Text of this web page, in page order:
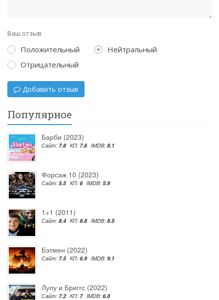
Ваш отзыв
Положительный
Нейтральный
Отрицательный
Добавить отзыв
Популярное
Барби (2023)
Сайт: 7.8 КП: 7.6 IMDB: 8.1
Форсаж 10 (2023)
Сайт: 5.5 КП: 6 IMDB: 5.9
1+1 (2011)
Сайт: 8.4 КП: 8.8 IMDB: 8.5
Бэтмен (2022)
Сайт: 7.5 КП: 6.9 IMDB: 9.1
Лулу и Бриггс (2022)
Сайт: 7.2 КП: 7 IMDB: 6.8